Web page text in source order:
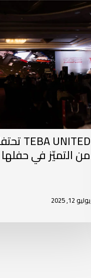
من التميّز في
يوليو 12, 2025